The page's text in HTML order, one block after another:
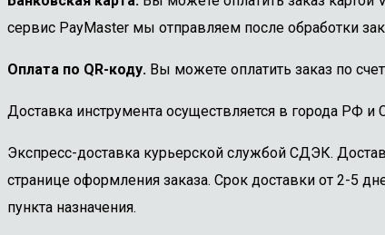
сервис PayMaster мы отправляем после обработки
Оплата по QR-коду. Вы можете оплатить заказ по
Доставка инструмента осуществляется в города РФ
Экспресс-доставка курьерской службой СДЭК.
странице оформления заказа. Срок доставки от 2-5
пункта назначения.